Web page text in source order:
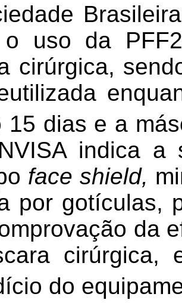
o uso da
cirúrgica,
15 dias e a
indica a
face shield,
por gotículas,
da
cirúrgica,
do